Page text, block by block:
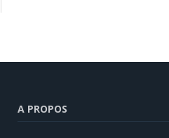
A PROPOS